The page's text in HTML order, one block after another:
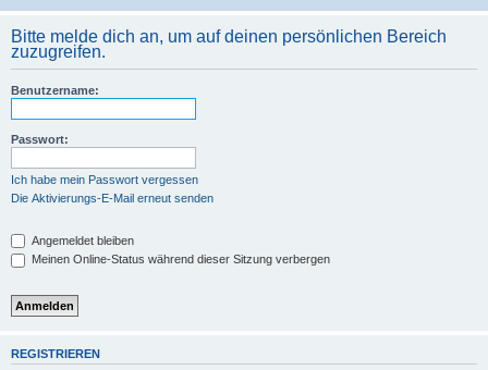
Bitte melde dich an, um auf deinen persönlichen Bereich
zuzugreifen.
Benutzername:
Passwort:
Ich habe mein Passwort vergessen
Die Aktivierungs-E-Mail erneut senden
Angemeldet bleiben
Meinen Online-Status während dieser Sitzung verbergen
REGISTRIEREN